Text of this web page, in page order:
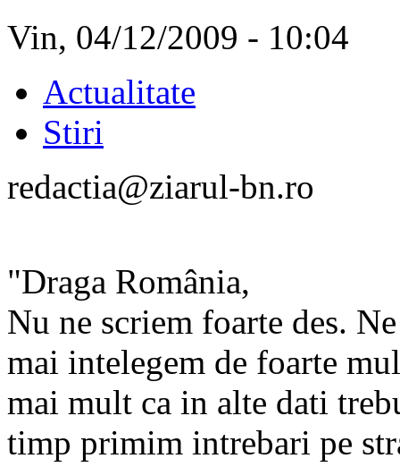
Vin, 04/12/2009 - 10:04
Actualitate
Stiri
redactia@ziarul-bn.ro
"Draga România,
Nu ne scriem foarte des.
mai intelegem de foarte
mai mult ca in alte dati
timp primim intrebari pe